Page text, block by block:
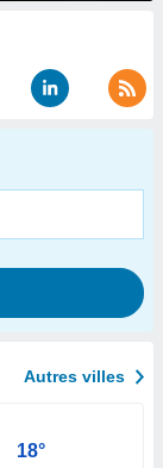
Autres villes
18°